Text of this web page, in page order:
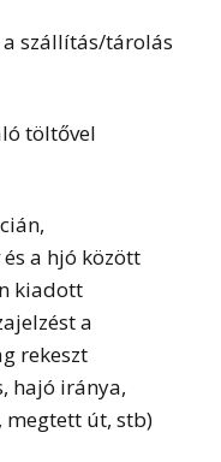
szállítás/tárolás
töltővel
a hjó között
kiadott
a
rekeszt
hajó iránya,
megtett út, stb)